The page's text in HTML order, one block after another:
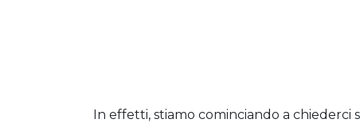
In effetti, stiamo cominciando a chiederci